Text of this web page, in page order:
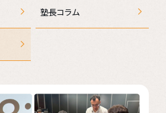
塾長コラム